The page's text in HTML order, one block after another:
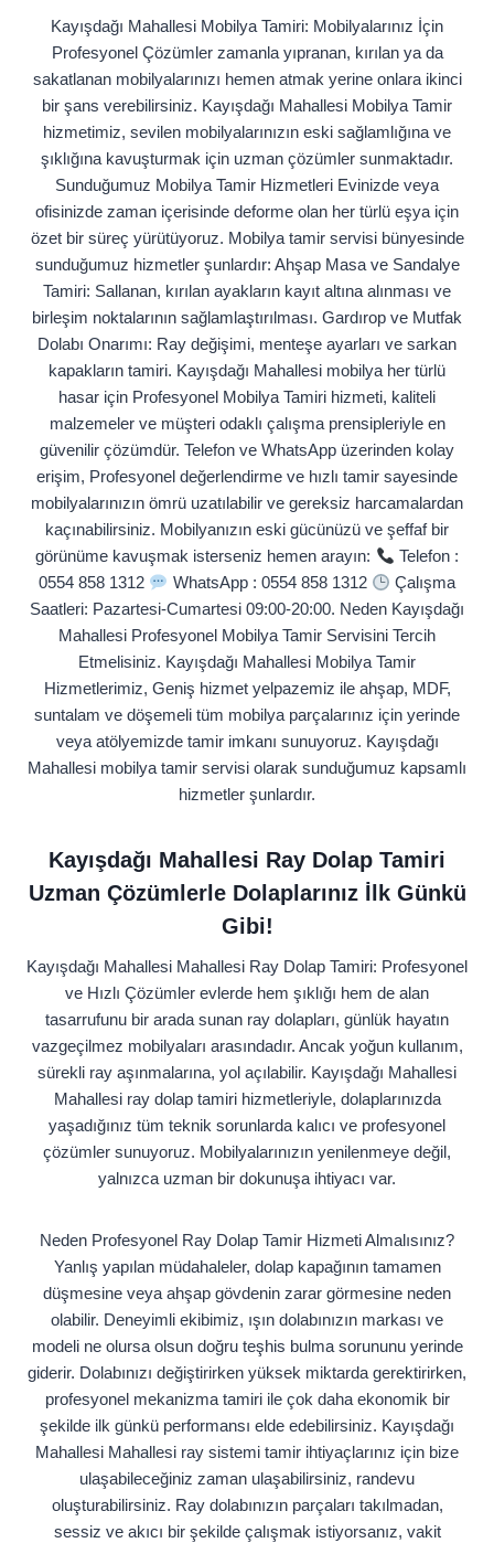
Kayışdağı Mahallesi Mobilya Tamiri: Mobilyalarınız İçin
Profesyonel Çözümler zamanla yıpranan, kırılan ya da
sakatlanan mobilyalarınızı hemen atmak yerine onlara ikinci
bir şans verebilirsiniz. Kayışdağı Mahallesi Mobilya Tamir
hizmetimiz, sevilen mobilyalarınızın eski sağlamlığına ve
şıklığına kavuşturmak için uzman çözümler sunmaktadır.
Sunduğumuz Mobilya Tamir Hizmetleri Evinizde veya
ofisinizde zaman içerisinde deforme olan her türlü eşya için
özet bir süreç yürütüyoruz. Mobilya tamir servisi bünyesinde
sunduğumuz hizmetler şunlardır: Ahşap Masa ve Sandalye
Tamiri: Sallanan, kırılan ayakların kayıt altına alınması ve
birleşim noktalarının sağlamlaştırılması. Gardırop ve Mutfak
Dolabı Onarımı: Ray değişimi, menteşe ayarları ve sarkan
kapakların tamiri. Kayışdağı Mahallesi mobilya her türlü
hasar için Profesyonel Mobilya Tamiri hizmeti, kaliteli
malzemeler ve müşteri odaklı çalışma prensipleriyle en
güvenilir çözümdür. Telefon ve WhatsApp üzerinden kolay
erişim, Profesyonel değerlendirme ve hızlı tamir sayesinde
mobilyalarınızın ömrü uzatılabilir ve gereksiz harcamalardan
kaçınabilirsiniz. Mobilyanızın eski gücünüzü ve şeffaf bir
görünüme kavuşmak isterseniz hemen arayın:
Telefon :
0554 858 1312
WhatsApp : 0554 858 1312
Çalışma
Saatleri: Pazartesi‑Cumartesi 09:00‑20:00. Neden Kayışdağı
Mahallesi Profesyonel Mobilya Tamir Servisini Tercih
Etmelisiniz. Kayışdağı Mahallesi Mobilya Tamir
Hizmetlerimiz, Geniş hizmet yelpazemiz ile ahşap, MDF,
suntalam ve döşemeli tüm mobilya parçalarınız için yerinde
veya atölyemizde tamir imkanı sunuyoruz. Kayışdağı
Mahallesi mobilya tamir servisi olarak sunduğumuz kapsamlı
hizmetler şunlardır.
Kayışdağı Mahallesi Ray Dolap Tamiri
Uzman Çözümlerle Dolaplarınız İlk Günkü
Gibi!
Kayışdağı Mahallesi Mahallesi Ray Dolap Tamiri: Profesyonel
ve Hızlı Çözümler evlerde hem şıklığı hem de alan
tasarrufunu bir arada sunan ray dolapları, günlük hayatın
vazgeçilmez mobilyaları arasındadır. Ancak yoğun kullanım,
sürekli ray aşınmalarına, yol açılabilir. Kayışdağı Mahallesi
Mahallesi ray dolap tamiri hizmetleriyle, dolaplarınızda
yaşadığınız tüm teknik sorunlarda kalıcı ve profesyonel
çözümler sunuyoruz. Mobilyalarınızın yenilenmeye değil,
yalnızca uzman bir dokunuşa ihtiyacı var.
Neden Profesyonel Ray Dolap Tamir Hizmeti Almalısınız?
Yanlış yapılan müdahaleler, dolap kapağının tamamen
düşmesine veya ahşap gövdenin zarar görmesine neden
olabilir. Deneyimli ekibimiz, ışın dolabınızın markası ve
modeli ne olursa olsun doğru teşhis bulma sorununu yerinde
giderir. Dolabınızı değiştirirken yüksek miktarda gerektirirken,
profesyonel mekanizma tamiri ile çok daha ekonomik bir
şekilde ilk günkü performansı elde edebilirsiniz. Kayışdağı
Mahallesi Mahallesi ray sistemi tamir ihtiyaçlarınız için bize
ulaşabileceğiniz zaman ulaşabilirsiniz, randevu
oluşturabilirsiniz. Ray dolabınızın parçaları takılmadan,
sessiz ve akıcı bir şekilde çalışmak istiyorsanız, vakit